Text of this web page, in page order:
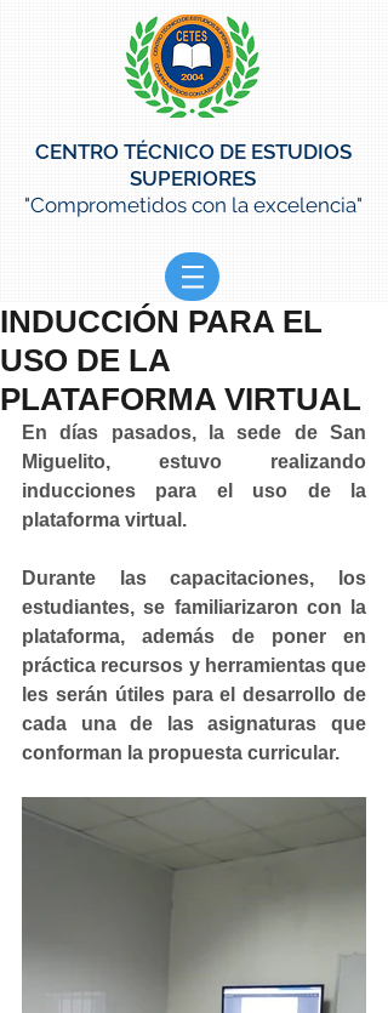
CENTRO TÉCNICO DE ESTUDIOS
SUPERIORES
"Comprometidos con la excelencia"
INDUCCIÓN PARA EL
USO DE LA
PLATAFORMA VIRTUAL
En días pasados, la sede de San
Miguelito, estuvo realizando
inducciones para el uso de la
plataforma virtual.
Durante las capacitaciones, los
estudiantes, se familiarizaron con la
plataforma, además de poner en
práctica recursos y herramientas que
les serán útiles para el desarrollo de
cada una de las asignaturas que
conforman la propuesta curricular.